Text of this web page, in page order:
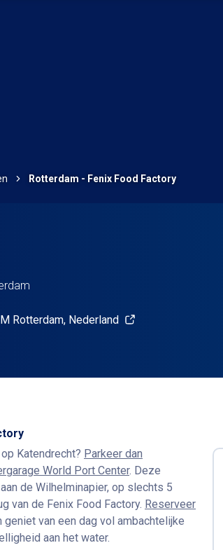
Rotterdam - Fenix Food Factory
Rotterdam, Nederland
Katendrecht? Parkeer dan
World Port Center. Deze
de Wilhelminapier, op slechts 5
van de Fenix Food Factory. Reserveer
geniet van een dag vol ambachtelijke
aan het water.